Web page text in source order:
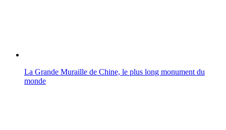
La Grande Muraille de Chine, le plus long monument du
monde